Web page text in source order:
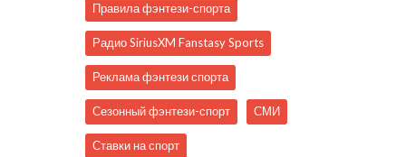
Правила фэнтези-спорта
Радио SiriusXM Fanstasy Sports
Реклама фэнтези спорта
Сезонный фэнтези-спорт СМИ
Ставки на спорт